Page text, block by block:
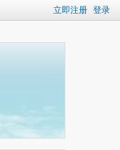
立即注册 登录